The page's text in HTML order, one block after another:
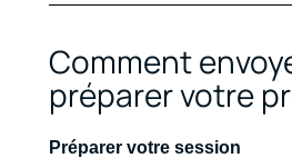
Comment
préparer votre
Préparer votre session